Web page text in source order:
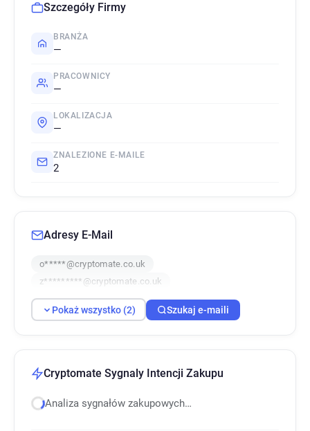
Szczegóły Firmy
BRANŻA
—
PRACOWNICY
—
LOKALIZACJA
—
ZNALEZIONE E-MAILE
2
Adresy E-Mail
o*****@cryptomate.co.uk
z*********@cryptomate.co.uk
Pokaż wszystko (2) Szukaj e-maili
Cryptomate Sygnaly Intencji Zakupu
Analiza sygnałów zakupowych…